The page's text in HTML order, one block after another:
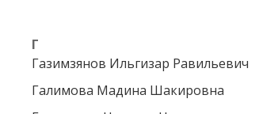
Г
Газимзянов Ильгизар Равильевич
Галимова Мадина Шакировна